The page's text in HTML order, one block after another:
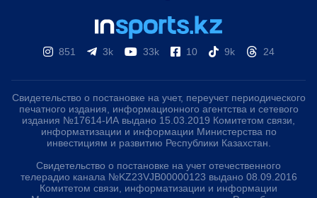
851 3k 33k 10 9k 24
Свидетельство о постановке на учет, переучет периодического
печатного издания, информационного агентства и сетевого
издания №17614-ИА выдано 15.03.2019 Комитетом связи,
информатизации и информации Министерства по
инвестициям и развитию Республики Казахстан.
Свидетельство о постановке на учет отечественного
телерадио канала №KZ23VJB00000123 выдано 08.09.2016
Комитетом связи, информатизации и информации